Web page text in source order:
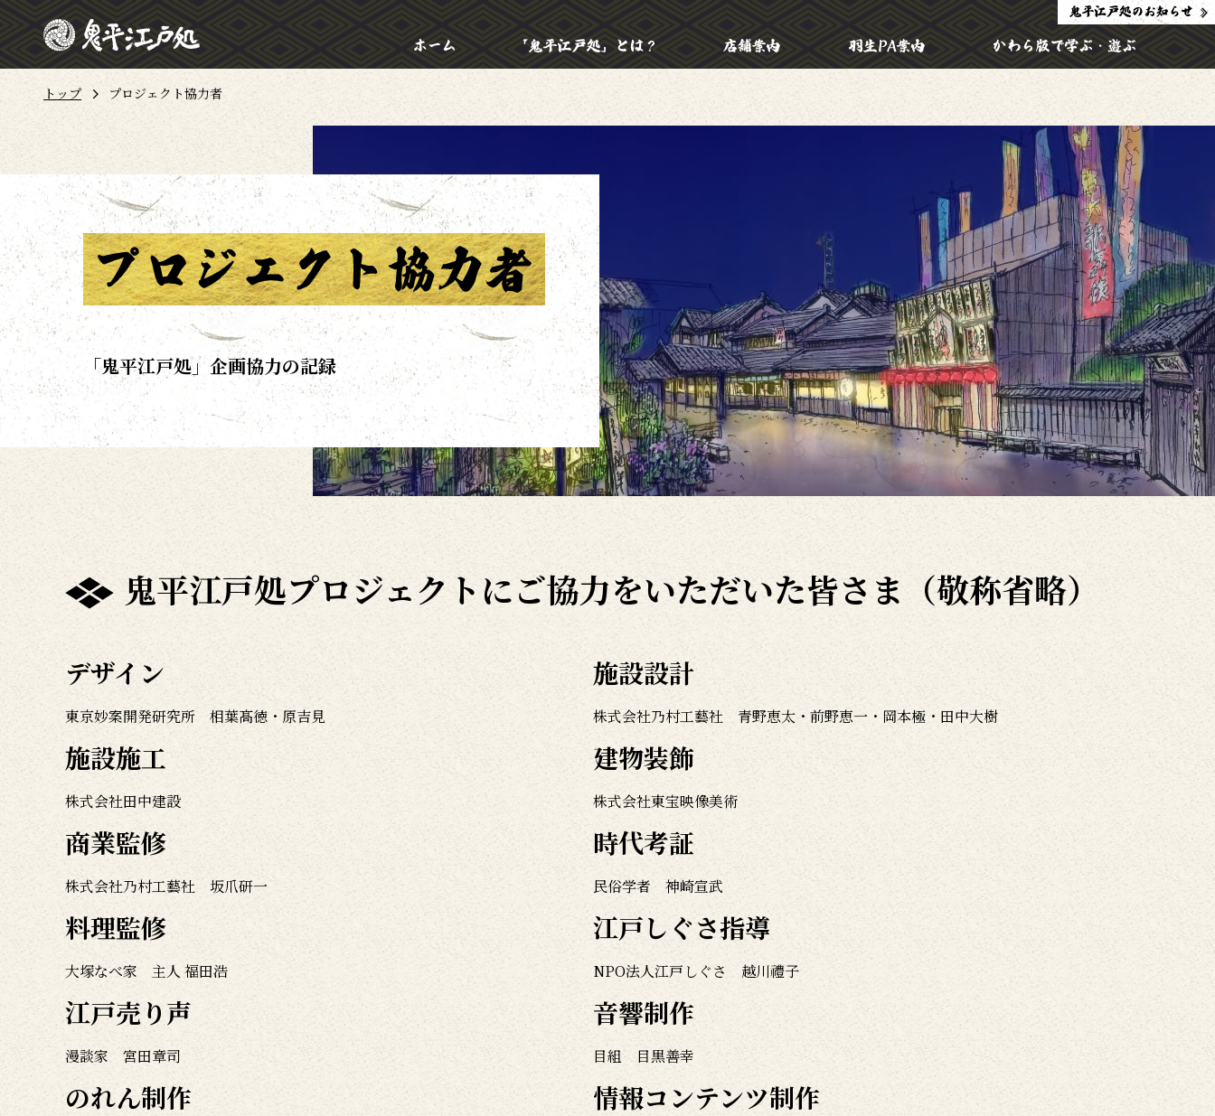
トップ プロジェクト協力者
「鬼平江戸処」企画協力の記録
鬼平江戸処プロジェクトにご協力をいただいた皆さま（敬称省略）
デザイン
東京妙案開発研究所 相葉髙徳・原吉見
施設設計
株式会社乃村工藝社 青野恵太・前野恵一・岡本極・田中大樹
施設施工
株式会社田中建設
建物装飾
株式会社東宝映像美術
商業監修
株式会社乃村工藝社 坂爪研一
時代考証
民俗学者 神崎宣武
料理監修
大塚なべ家 主人 福田浩
江戸しぐさ指導
NPO法人江戸しぐさ 越川禮子
江戸売り声
漫談家 宮田章司
音響制作
目組 目黒善幸
のれん制作 情報コンテンツ制作